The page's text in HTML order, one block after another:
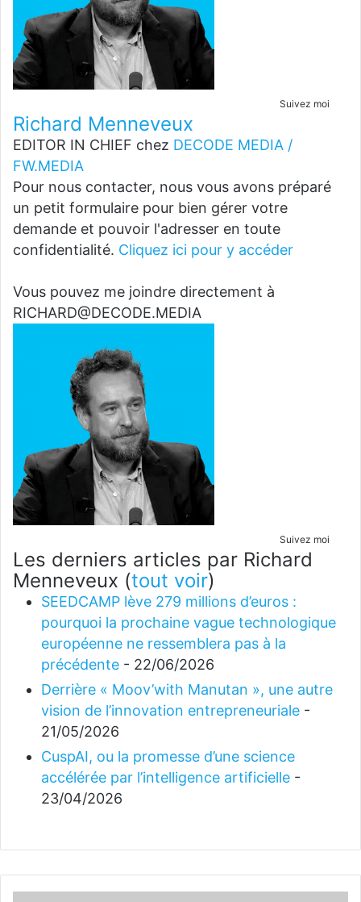
Suivez moi
Richard Menneveux
EDITOR IN CHIEF chez DECODE MEDIA /
FW.MEDIA
Pour nous contacter, nous vous avons préparé
un petit formulaire pour bien gérer votre
demande et pouvoir l'adresser en toute
confidentialité. Cliquez ici pour y accéder
Vous pouvez me joindre directement à
RICHARD@DECODE.MEDIA
Suivez moi
Les derniers articles par Richard
Menneveux (tout voir)
SEEDCAMP lève 279 millions d’euros :
pourquoi la prochaine vague technologique
européenne ne ressemblera pas à la
précédente - 22/06/2026
Derrière « Moov’with Manutan », une autre
vision de l’innovation entrepreneuriale -
21/05/2026
CuspAI, ou la promesse d’une science
accélérée par l’intelligence artificielle -
23/04/2026